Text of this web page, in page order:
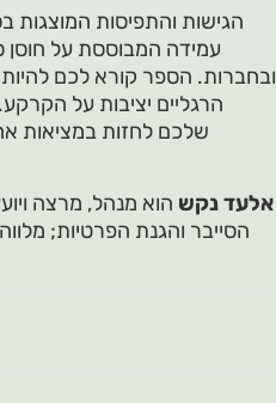
הגישות והתפיסות המוצגות
עמידה המבוססת על חוסן
ובחברות. הספר קורא לכם
הרגליים יציבות על
שלכם לחזות במציאות
אלעד נקש הוא מנהל, מרצה
הסייבר והגנת הפרטיות;